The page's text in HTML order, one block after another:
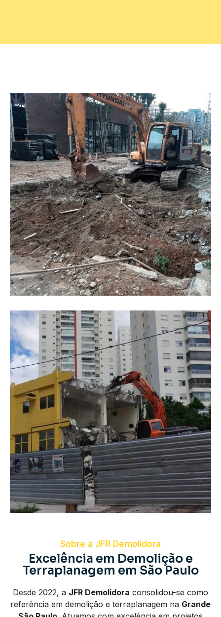
Sobre a JFR Demolidora
Excelência em Demolição e
Terraplanagem em São Paulo
Desde 2022, a JFR Demolidora consolidou-se como
referência em demolição e terraplanagem na Grande